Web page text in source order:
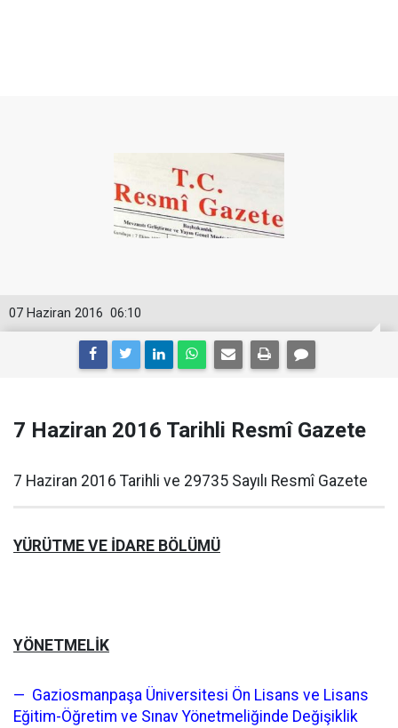
06:10
07 Haziran 2016
7 Haziran 2016 Tarihli Resmî Gazete
7 Haziran 2016 Tarihli ve 29735 Sayılı Resmî Gazete
YÜRÜTME VE İDARE BÖLÜMÜ
YÖNETMELİK
— Gaziosmanpaşa Üniversitesi Ön Lisans ve Lisans
Eğitim-Öğretim ve Sınav Yönetmeliğinde Değişiklik